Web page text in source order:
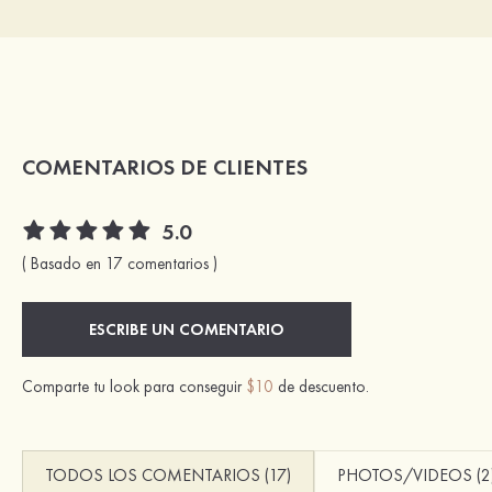
COMENTARIOS DE CLIENTES
5.0
( Basado en 17 comentarios )
ESCRIBE UN COMENTARIO
Comparte tu look para conseguir $10 de descuento.
TODOS LOS COMENTARIOS (17) PHOTOS/VIDEOS